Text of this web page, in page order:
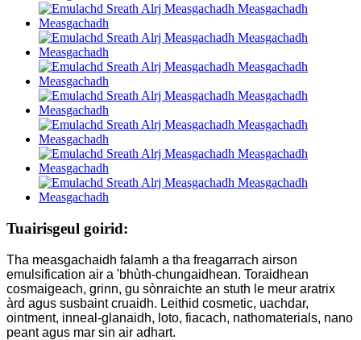
Tuairisgeul goirid:
Tha measgachaidh falamh a tha freagarrach airson
emulsification air a 'bhùth-chungaidhean. Toraidhean
cosmaigeach, grinn, gu sònraichte an stuth le meur aratrix
àrd agus susbaint cruaidh. Leithid cosmetic, uachdar,
ointment, inneal-glanaidh, loto, fiacach, nathomaterials, nano
peant agus mar sin air adhart.